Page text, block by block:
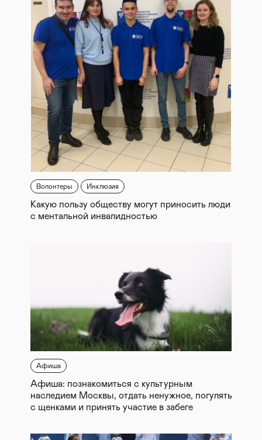
Волонтеры Инклюзия
Какую пользу обществу могут приносить люди
с ментальной инвалидностью
Афиша
Афиша: познакомиться с культурным
наследием Москвы, отдать ненужное, погулять
с щенками и принять участие в забеге